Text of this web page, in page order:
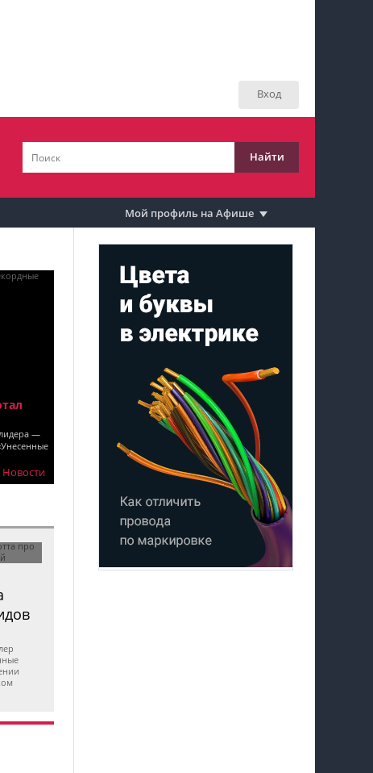
Вход
Найти
Мои тусовки
Мои места
Перечитать
Мой профиль на Афише
—
Новости